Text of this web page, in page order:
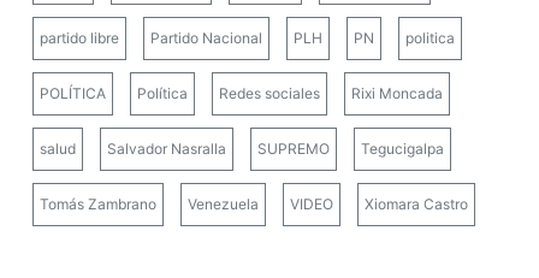
partido libre Partido Nacional PLH PN politica
POLÍTICA Política Redes sociales Rixi Moncada
salud Salvador Nasralla SUPREMO Tegucigalpa
Tomás Zambrano Venezuela VIDEO Xiomara Castro